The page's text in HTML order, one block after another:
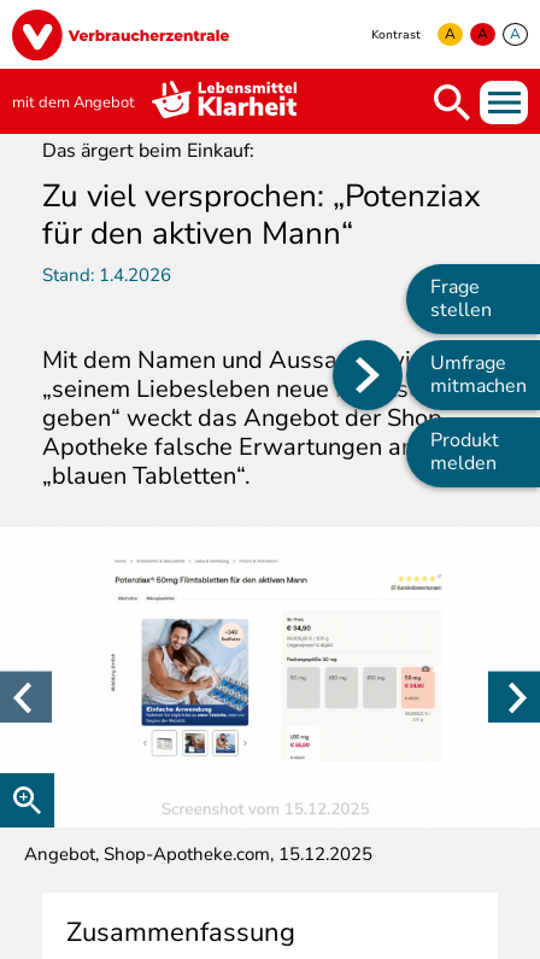
Direkt
zum
Inhalt
Image
Kontrast A A A
mit dem Angebot
Main
navigation
Frage
stellen
Umfrage
mitmachen
Produkt
melden
Das ärgert beim Einkauf:
Zu viel versprochen: „Potenziax
für den aktiven Mann“
Stand: 1.4.2026
Mit dem Namen und Aussagen wie
„seinem Liebesleben neue Impulse
geben“ weckt das Angebot der Shop-
Apotheke falsche Erwartungen an die
„blauen Tabletten“.
Angebot, Shop-Apotheke.com, 15.12.2025
Zusammenfassung